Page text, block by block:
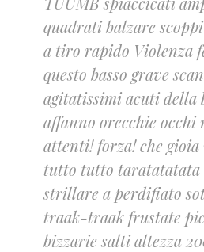
quadrati balzare
a tiro rapido Violenza
questo basso grave
agitatissimi acuti della
affanno orecchie
attenti! forza! che
tutto tutto
strillare a perdifiato
traak-traak frustate
bizzarie salti altezza